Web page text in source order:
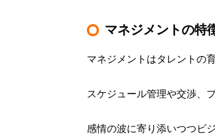
マネジメントの特
マネジメントはタレントの
スケジュール管理や交渉、
感情の波に寄り添いつつビ